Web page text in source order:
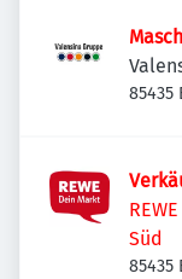
85435
Süd
85435